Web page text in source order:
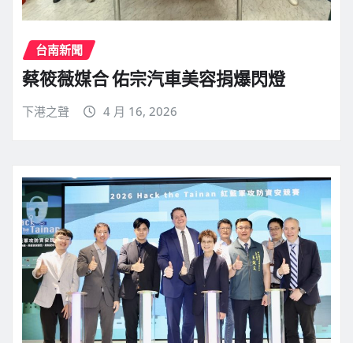
台南新聞
蔡筱薇媒合 佑宗汽車美容捐爆閃燈
下港之聲 4 月 16, 2026